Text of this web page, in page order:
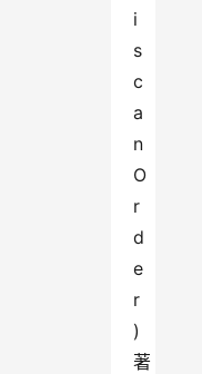
i
s
c
a
n
O
r
d
e
r
)
著